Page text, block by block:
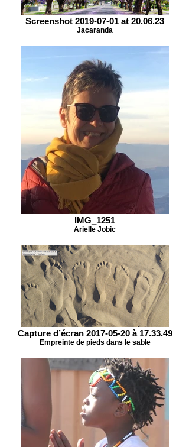
Screenshot 2019-07-01 at 20.06.23
Jacaranda
IMG_1251
Arielle Jobic
Capture d’écran 2017-05-20 à 17.33.49
Empreinte de pieds dans le sable